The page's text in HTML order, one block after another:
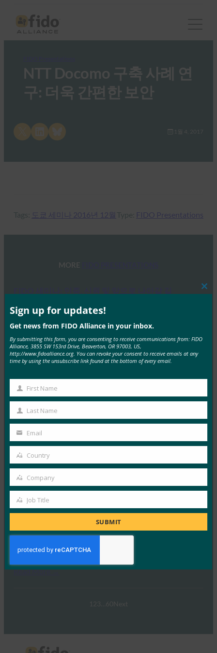
NTT Docomo 구축 사례 연
구: 더욱 간편한 보안
Share on LinkedInShare on Bluesky 1월 4, 2017
Tags: 도쿄 세미나 2016년 12월 Type: FIDO Presentations
MORE
FIDO Presentations
6월 13, 2025
개요 FIDO 얼라이언스와 호스트 스폰서인 탈레스는 최
근 인증, 신원 및 앞으로 나아갈 길에 대한 하루…
FIDO 얼라이언스 멜버른 세미나 2025
FIDO Presentations
2월 21, 2025
FIDO 얼라이언스는 최근 호주와 그 외…
Read More →
웨비나: NIST SP 800-63 디지털 ID 표준: 업데이트 및
패스키에 대한 의미
FIDO Presentations
NIST SP 800-63-4 디지털 ID 지침 초안의 네 번째 개정판
이 이제 공개 의견 수렴을 위해…
Read More →
1 2 3 60Next
Sign up for updates!
Get news from FIDO Alliance in your inbox.
By submitting this form, you are consenting to receive communications from: FIDO
Alliance, 3855 SW 153rd Drive, Beaverton, OR 97003, US,
http://www.fidoalliance.org. You can revoke your consent to receive emails at any
time by using the unsubscribe link found at the bottom of every email.
First
Name
First Name
Last
Name
Last Name
email
Email
Country
Country
Company
Company
Job
Job Title
SUBMIT